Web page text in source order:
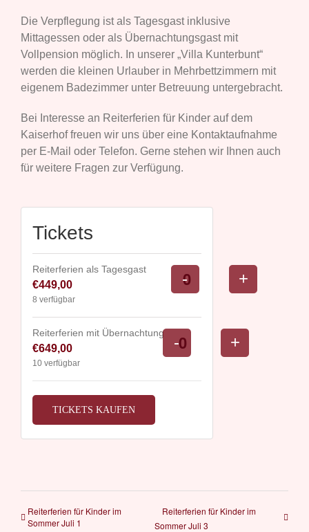
Die Verpflegung ist als Tagesgast inklusive
Mittagessen oder als Übernachtungsgast mit
Vollpension möglich. In unserer „Villa Kunterbunt“
werden die kleinen Urlauber in Mehrbettzimmern mit
eigenem Badezimmer unter Betreuung untergebracht.
Bei Interesse an Reiterferien für Kinder auf dem
Kaiserhof freuen wir uns über eine Kontaktaufnahme
per E-Mail oder Telefon. Gerne stehen wir Ihnen auch
für weitere Fragen zur Verfügung.
Tickets
Reiterferien als Tagesgast
€449,00
8 verfügbar
Verringern
der
Ticketanzahl
für
Reiterferien
-Anzahl
Erhöhe
die
für
+
Reiterferien mit Übernachtung
€649,00
10 verfügbar
Verringern
der
Ticketanzahl
mit
-Anzahl
Erhöhe
die
+
TICKETS KAUFEN
Reiterferien für Kinder im
Sommer Juli 1
Reiterferien für Kinder im
Sommer Juli 3